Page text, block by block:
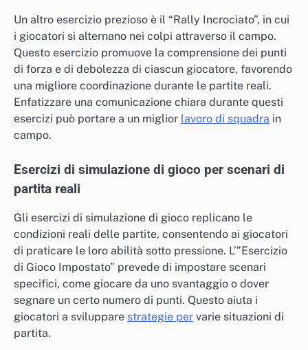
Un altro esercizio prezioso è il “Rally Incrociato”, in cui
i giocatori si alternano nei colpi attraverso il campo.
Questo esercizio promuove la comprensione dei punti
di forza e di debolezza di ciascun giocatore, favorendo
una migliore coordinazione durante le partite reali.
Enfatizzare una comunicazione chiara durante questi
esercizi può portare a un miglior lavoro di squadra in
campo.
Esercizi di simulazione di gioco per scenari di
partita reali
Gli esercizi di simulazione di gioco replicano le
condizioni reali delle partite, consentendo ai giocatori
di praticare le loro abilità sotto pressione. L’”Esercizio
di Gioco Impostato” prevede di impostare scenari
specifici, come giocare da uno svantaggio o dover
segnare un certo numero di punti. Questo aiuta i
giocatori a sviluppare strategie per varie situazioni di
partita.